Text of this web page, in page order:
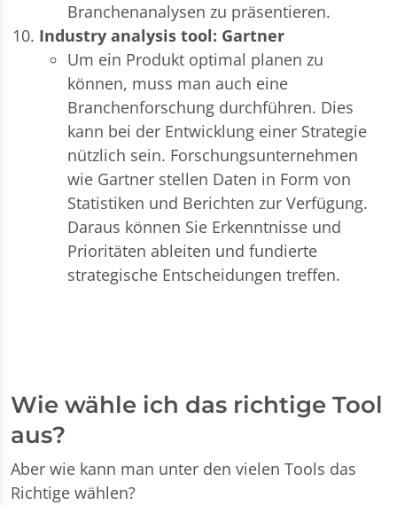
Branchenanalysen zu präsentieren.
Industry analysis tool: Gartner
Um ein Produkt optimal planen zu
können, muss man auch eine
Branchenforschung durchführen. Dies
kann bei der Entwicklung einer Strategie
nützlich sein. Forschungsunternehmen
wie Gartner stellen Daten in Form von
Statistiken und Berichten zur Verfügung.
Daraus können Sie Erkenntnisse und
Prioritäten ableiten und fundierte
strategische Entscheidungen treffen.
Wie wähle ich das richtige Tool
aus?
Aber wie kann man unter den vielen Tools das
Richtige wählen?